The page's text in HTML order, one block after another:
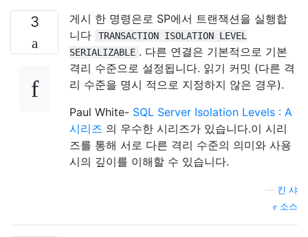
3
게시 한 명령은로 SP에서 트랜잭션을 실행합
니다
TRANSACTION ISOLATION LEVEL
SERIALIZABLE . 다른 연결은 기본적으로 기본
격리 수준으로 설정됩니다. 읽기 커밋 (다른 격
리 수준을 명시 적으로 지정하지 않은 경우).
Paul White- SQL Server Isolation Levels : A
시리즈 의 우수한 시리즈가 있습니다.이 시리
즈를 통해 서로 다른 격리 수준의 의미와 사용
시의 깊이를 이해할 수 있습니다.
킨 샤
소스